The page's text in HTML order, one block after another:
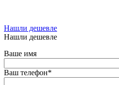
Нашли дешевле
Нашли дешевле
Ваше имя
Ваш телефон*